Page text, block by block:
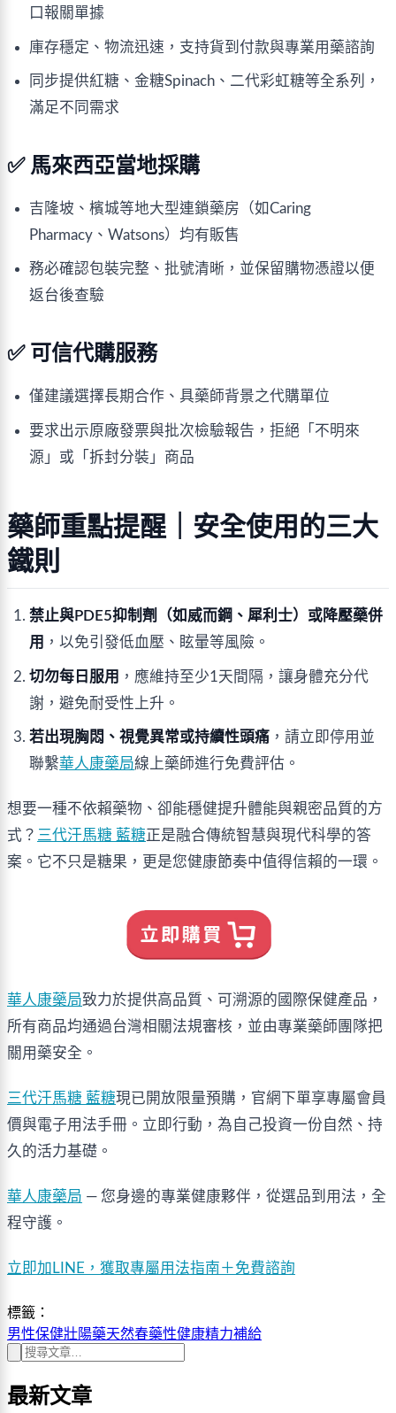
口報關單據
庫存穩定、物流迅速，支持貨到付款與專業用藥諮詢
同步提供紅糖、金糖Spinach、二代彩虹糖等全系列，
滿足不同需求
✅ 馬來西亞當地採購
吉隆坡、檳城等地大型連鎖藥房（如Caring
Pharmacy、Watsons）均有販售
務必確認包裝完整、批號清晰，並保留購物憑證以便
返台後查驗
✅ 可信代購服務
僅建議選擇長期合作、具藥師背景之代購單位
要求出示原廠發票與批次檢驗報告，拒絕「不明來
源」或「拆封分裝」商品
藥師重點提醒｜安全使用的三大
鐵則
禁止與PDE5抑制劑（如威而鋼、犀利士）或降壓藥併
用 ，以免引發低血壓、眩暈等風險。
切勿每日服用 ，應維持至少1天間隔，讓身體充分代
謝，避免耐受性上升。
若出現胸悶、視覺異常或持續性頭痛 ，請立即停用並
聯繫華人康藥局線上藥師進行免費評估。
想要一種不依賴藥物、卻能穩健提升體能與親密品質的方
式？ 三代汗馬糖 藍糖正是融合傳統智慧與現代科學的答
案。它不只是糖果，更是您健康節奏中值得信賴的一環。
華人康藥局致力於提供高品質、可溯源的國際保健產品，
所有商品均通過台灣相關法規審核，並由專業藥師團隊把
關用藥安全。
三代汗馬糖 藍糖現已開放限量預購，官網下單享專屬會員
價與電子用法手冊。立即行動，為自己投資一份自然、持
久的活力基礎。
華人康藥局 — 您身邊的專業健康夥伴，從選品到用法，全
程守護。
立即加LINE，獲取專屬用法指南＋免費諮詢
標籤：
男性保健壯陽藥天然春藥性健康精力補給
最新文章